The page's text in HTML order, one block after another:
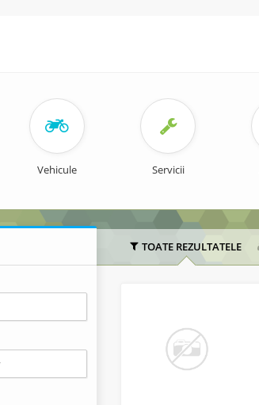
Vehicule Servicii
TOATE REZULTATELE